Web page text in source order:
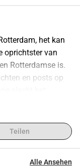
het kan
oprichtster van
Rotterdamse is.
en posts op
en hulp aan
of verdrietig van
op de overheid,
Teilen
Alle Ansehen